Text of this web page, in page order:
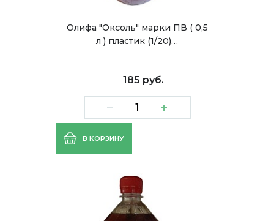
Олифа "Оксоль" марки ПВ ( 0,5
л ) пластик (1/20)…
185 руб.
В КОРЗИНУ